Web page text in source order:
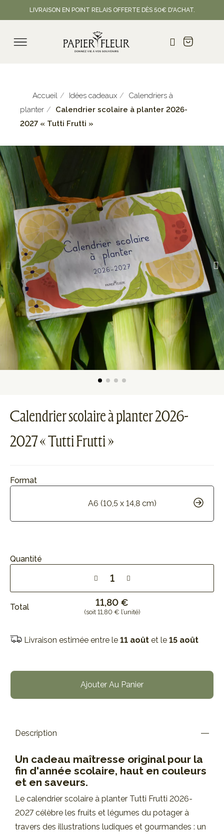
LIVRAISON EN POINT RELAIS OFFERTE DÈS 50€ D'ACHAT.
Accueil Idées cadeaux
Calendriers à
planter
Calendrier scolaire à planter 2026-
2027 « Tutti Frutti »
Calendrier scolaire à planter 2026-
2027 « Tutti Frutti »
Format
A6 (10,5 x 14,8 cm)
Quantité
Total 11,80 €
(soit 11,80 € l’unité)
Livraison estimée entre le 11 août et le 15 août
Ajouter Au Panier
Description
Un cadeau maîtresse original pour la
fin d'année scolaire, haut en couleurs
et en saveurs.
Le calendrier scolaire à planter Tutti Frutti 2026-
2027 célèbre les fruits et légumes du potager à
travers des illustrations ludiques et gourmandes : un